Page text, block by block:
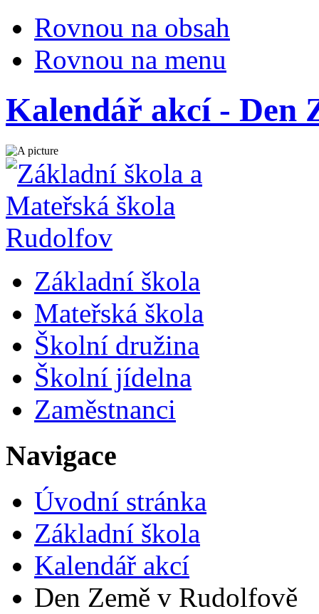
Rovnou na obsah
Rovnou na menu
Kalendář akcí - Den
Základní škola
Mateřská škola
Školní družina
Školní jídelna
Zaměstnanci
Navigace
Úvodní stránka
Základní škola
Kalendář akcí
Den Země v Rudolfově